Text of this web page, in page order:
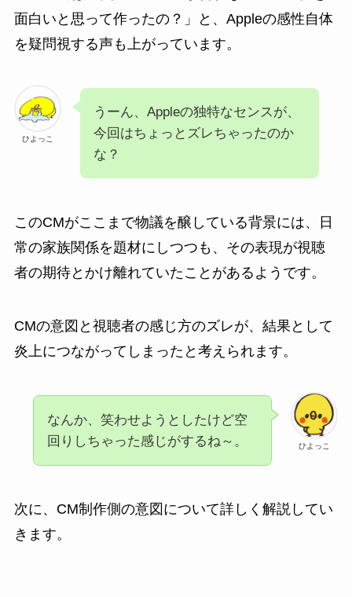
面白いと思って作ったの？」と、Appleの感性自体
を疑問視する声も上がっています。
ひよっこ
うーん、Appleの独特なセンスが、
今回はちょっとズレちゃったのか
な？
このCMがここまで物議を醸している背景には、日
常の家族関係を題材にしつつも、その表現が視聴
者の期待とかけ離れていたことがあるようです。
CMの意図と視聴者の感じ方のズレが、結果として
炎上につながってしまったと考えられます。
ひよっこ
なんか、笑わせようとしたけど空
回りしちゃった感じがするね～。
次に、CM制作側の意図について詳しく解説してい
きます。